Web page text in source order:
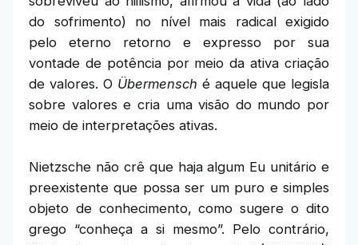
do sofrimento) no nível mais radical exigido
pelo eterno retorno e expresso por sua
vontade de potência por meio da ativa criação
de valores. O Übermensch é aquele que legisla
sobre valores e cria uma visão do mundo por
meio de interpretações ativas.
Nietzsche não crê que haja algum Eu unitário e
preexistente que possa ser um puro e simples
objeto de conhecimento, como sugere o dito
grego “conheça a si mesmo”. Pelo contrário,